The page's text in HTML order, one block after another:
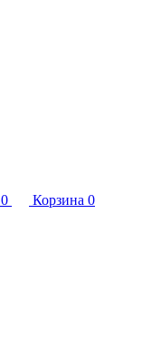
0 Корзина 0